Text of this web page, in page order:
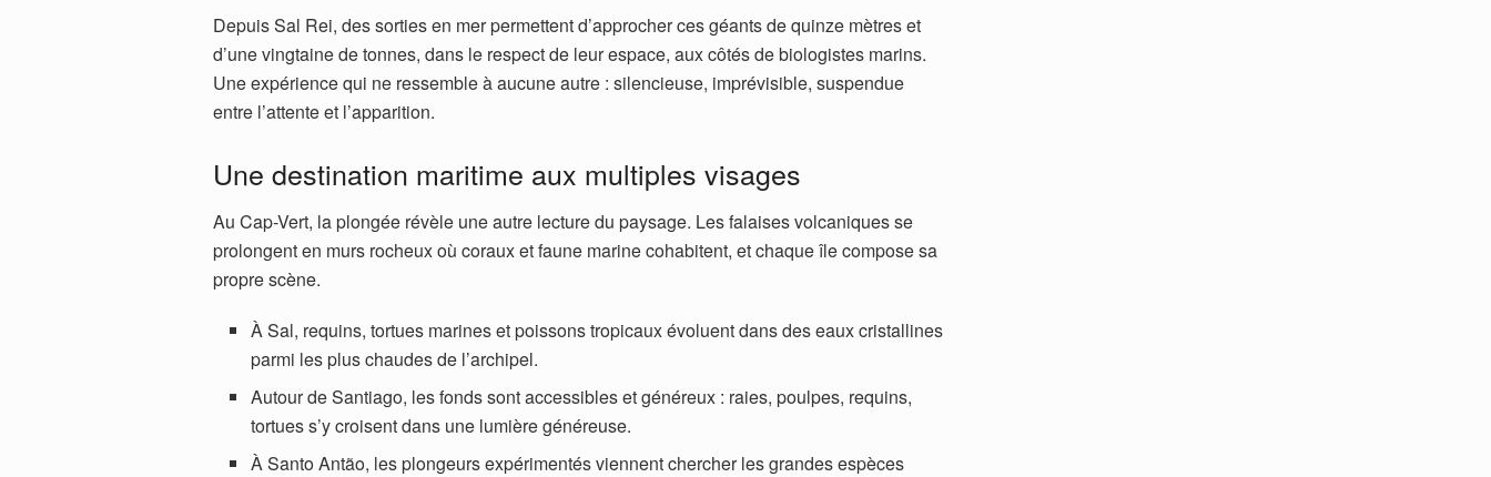
Depuis Sal Rei, des sorties en mer permettent d’approcher ces géants de quinze mètres et
d’une vingtaine de tonnes, dans le respect de leur espace, aux côtés de biologistes marins.
Une expérience qui ne ressemble à aucune autre : silencieuse, imprévisible, suspendue
entre l’attente et l’apparition.
Une destination maritime aux multiples visages
Au Cap-Vert, la plongée révèle une autre lecture du paysage. Les falaises volcaniques se
prolongent en murs rocheux où coraux et faune marine cohabitent, et chaque île compose sa
propre scène.
À Sal, requins, tortues marines et poissons tropicaux évoluent dans des eaux cristallines
parmi les plus chaudes de l’archipel.
Autour de Santiago, les fonds sont accessibles et généreux : raies, poulpes, requins,
tortues s’y croisent dans une lumière généreuse.
À Santo Antão, les plongeurs expérimentés viennent chercher les grandes espèces